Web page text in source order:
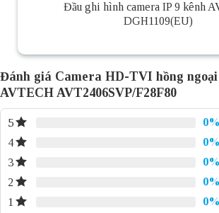
Đầu ghi hình camera IP 9 kênh
DGH1109(EU)
Đánh giá Camera HD-TVI hồng ngoại
AVTECH AVT2406SVP/F28F80
5 0%
4
0%
3
0%
2
0%
1
0%